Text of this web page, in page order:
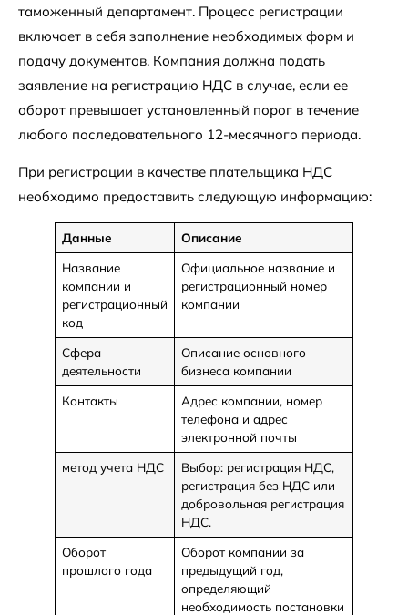
таможенный департамент. Процесс регистрации
включает в себя заполнение необходимых форм и
подачу документов. Компания должна подать
заявление на регистрацию НДС в случае, если ее
оборот превышает установленный порог в течение
любого последовательного 12-месячного периода.
При регистрации в качестве плательщика НДС
необходимо предоставить следующую информацию:
Данные
Описание
Название
компании и
регистрационный
код
Официальное название и
регистрационный номер
компании
Сфера
деятельности
Описание основного
бизнеса компании
Контакты
Адрес компании, номер
телефона и адрес
электронной почты
метод учета НДС
Выбор: регистрация НДС,
регистрация без НДС или
добровольная регистрация
НДС.
Оборот
прошлого года
Оборот компании за
предыдущий год,
определяющий
необходимость постановки